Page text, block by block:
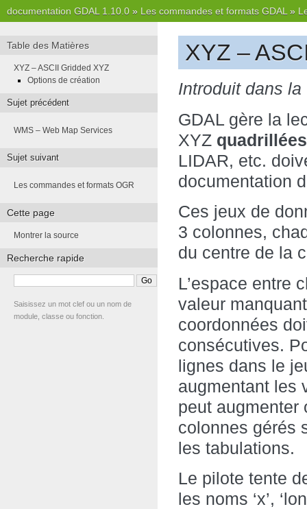
documentation GDAL 1.10.0 » Les commandes et formats GDAL »
XYZ –
Introduit dans
GDAL gère la
XYZ quadrillées
LIDAR, etc.
documentation
Ces jeux de
3 colonnes,
du centre de la
L’espace entre
valeur
coordonnées
consécutives.
lignes dans le
augmentant les
peut augmenter
colonnes gérés
les tabulations.
Le pilote tente
les noms ‘x’,
Table des Matières
XYZ – ASCII Gridded XYZ
Options de création
Sujet précédent
WMS – Web Map Services
Sujet suivant
Les commandes et formats OGR
Cette page
Montrer la source
Recherche rapide
Saisissez un mot clef ou un nom de
module, classe ou fonction.